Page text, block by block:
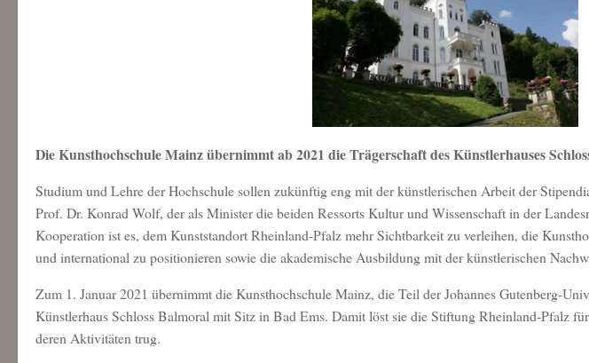
Die Kunsthochschule Mainz übernimmt ab 2021 die Trägerschaft des Künstlerhauses
Studium und Lehre der Hochschule sollen zukünftig eng mit der künstlerischen Arbeit der
Prof. Dr. Konrad Wolf, der als Minister die beiden Ressorts Kultur und Wissenschaft in der
Kooperation ist es, dem Kunststandort Rheinland-Pfalz mehr Sichtbarkeit zu verleihen, die
und international zu positionieren sowie die akademische Ausbildung mit der künstlerischen
Zum 1. Januar 2021 übernimmt die Kunsthochschule Mainz, die Teil der Johannes Gutenberg-
Künstlerhaus Schloss Balmoral mit Sitz in Bad Ems. Damit löst sie die Stiftung Rheinland-Pfalz
deren Aktivitäten trug.